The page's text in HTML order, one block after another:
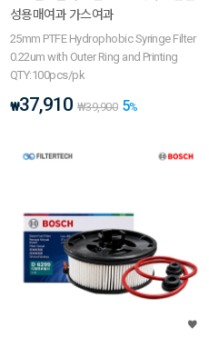
성용매여과 가스여과
25mm PTFE Hydrophobic Syringe Filter
0.22um with Outer Ring and Printing
QTY:100pcs/pk
₩37,910 ₩39,900 5%